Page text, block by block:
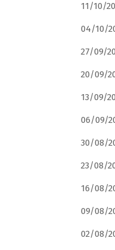
11/10/
04/10/
27/09/
20/09/
13/09/
06/09/
30/08/
23/08/
16/08/
09/08/
02/08/